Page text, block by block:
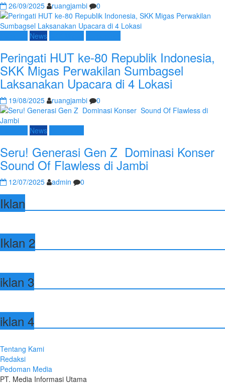
26/09/2025 ruangjambi 0
News
Peringati HUT ke-80 Republik Indonesia,
SKK Migas Perwakilan Sumbagsel
Laksanakan Upacara di 4 Lokasi
19/08/2025 ruangjambi 0
News
Seru! Generasi Gen Z Dominasi Konser
Sound Of Flawless di Jambi
12/07/2025 admin 0
Iklan
Iklan 2
iklan 3
iklan 4
Tentang Kami
Redaksi
Pedoman Media
PT. Media Informasi Utama